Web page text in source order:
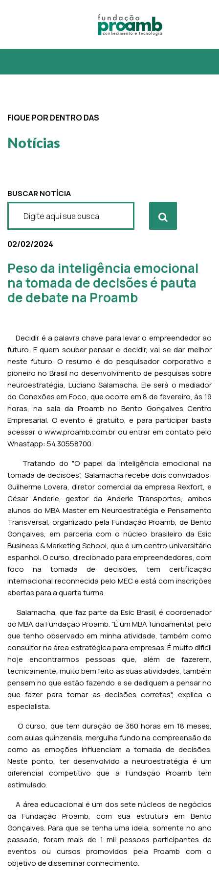
FIQUE POR DENTRO DAS
Notícias
BUSCAR NOTÍCIA
02/02/2024
Peso da inteligência emocional
na tomada de decisões é pauta
de debate na Proamb
Decidir é a palavra chave para levar o empreendedor ao
futuro. E quem souber pensar e decidir, vai se dar melhor
neste futuro. O resumo é do pesquisador corporativo e
pioneiro no Brasil no desenvolvimento de pesquisas sobre
neuroestratégia, Luciano Salamacha. Ele será o mediador
do Conexões em Foco, que ocorre em 8 de fevereiro, às 19
horas, na sala da Proamb no Bento Gonçalves Centro
Empresarial. O evento é gratuito, e para participar basta
acessar o www.proamb.com.br ou entrar em contato pelo
Whastapp: 54 30558700.
Tratando do "O papel da inteligência emocional na
tomada de decisões", Salamacha recebe dois convidados:
Guilherme Lovera, diretor comercial da empresa Rexfort, e
César Anderle, gestor da Anderle Transportes, ambos
alunos do MBA Master em Neuroestratégia e Pensamento
Transversal, organizado pela Fundação Proamb, de Bento
Gonçalves, em parceria com o núcleo brasileiro da Esic
Business & Marketing School, que é um centro universitário
espanhol. O curso, direcionado para empreendedores, com
foco na tomada de decisões, tem certificação
internacional reconhecida pelo MEC e está com inscrições
abertas para a quarta turma.
Salamacha, que faz parte da Esic Brasil, é coordenador
do MBA da Fundação Proamb. "É um MBA fundamental, pelo
que tenho observado em minha atividade, também como
consultor na área estratégica para empresas. É muito difícil
hoje encontrarmos pessoas que, além de fazerem,
tecnicamente, muito bem feito as suas atividades, também
pensem no que estão fazendo e se dediquem a pensar no
que fazer para tomar as decisões corretas", explica o
especialista.
O curso, que tem duração de 360 horas em 18 meses,
com aulas quinzenais, mergulha fundo na compreensão de
como as emoções influenciam a tomada de decisões.
Neste ponto, ter desenvolvido a neuroestratégia é um
diferencial competitivo que a Fundação Proamb tem
estimulado.
A área educacional é um dos sete núcleos de negócios
da Fundação Proamb, com sua estrutura em Bento
Gonçalves. Para que se tenha uma ideia, somente no ano
passado, foram mais de 1 mil pessoas participantes de
eventos ou cursos promovidos pela Proamb com o
objetivo de disseminar conhecimento.